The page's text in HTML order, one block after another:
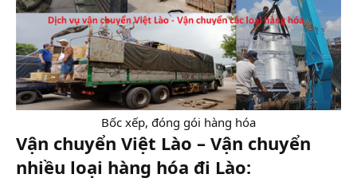
Bốc xếp, đóng gói hàng hóa​
Vận chuyển Việt Lào – Vận chuyển
nhiều loại hàng hóa đi Lào: